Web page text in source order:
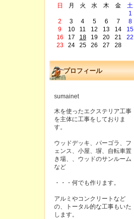
日
月 火 水 木 金
土
1
2
3 4 5 6 7
8
9
10 11 12 13 14
15
16
17 18 19 20 21
22
23
24 25 26 27 28
プロフィール
sumainet
木を使ったエクステリア工事
を主体に工事をしておりま
す。
ウッドデッキ、パーゴラ、フ
ェンス、小屋、塀、自転車置
き場、、ウッドのサンルーム
など
・・・何でも作ります。
アルミやコンクリートなど
の、トータル的な工事もいた
します。